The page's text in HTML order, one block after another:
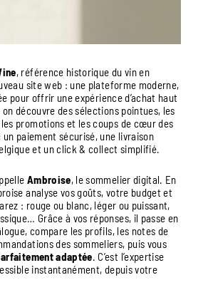
, référence historique du vin en
site web : une plateforme moderne,
pour offrir une expérience d’achat haut
on découvre des sélections pointues, les
promotions et les coups de cœur des
paiement sécurisé, une livraison
et un click & collect simplifié.
Ambroise, le sommelier digital. En
analyse vos goûts, votre budget et
: rouge ou blanc, léger ou puissant,
Grâce à vos réponses, il passe en
compare les profils, les notes de
des sommeliers, puis vous
adaptée. C’est l’expertise
instantanément, depuis votre